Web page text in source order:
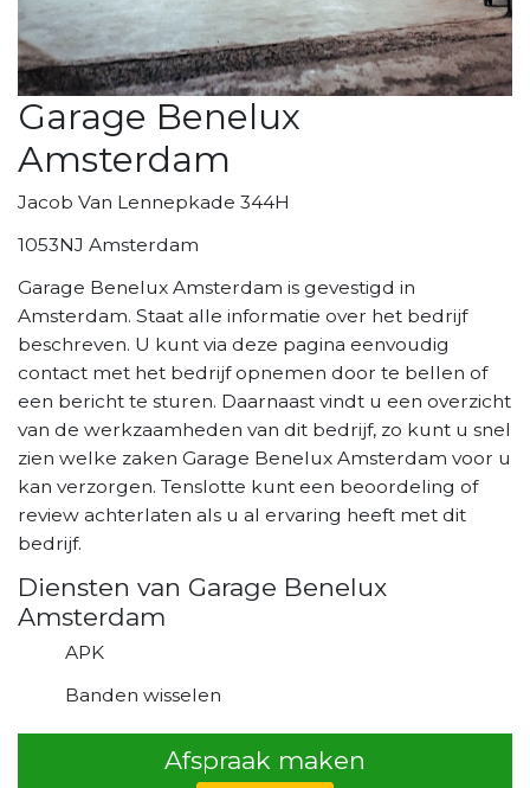
Garage Benelux
Amsterdam
Jacob Van Lennepkade 344H
1053NJ Amsterdam
Garage Benelux Amsterdam is gevestigd in
Amsterdam. Staat alle informatie over het bedrijf
beschreven. U kunt via deze pagina eenvoudig
contact met het bedrijf opnemen door te bellen of
een bericht te sturen. Daarnaast vindt u een overzicht
van de werkzaamheden van dit bedrijf, zo kunt u snel
zien welke zaken Garage Benelux Amsterdam voor u
kan verzorgen. Tenslotte kunt een beoordeling of
review achterlaten als u al ervaring heeft met dit
bedrijf.
Diensten van Garage Benelux
Amsterdam
APK
Banden wisselen
Afspraak maken